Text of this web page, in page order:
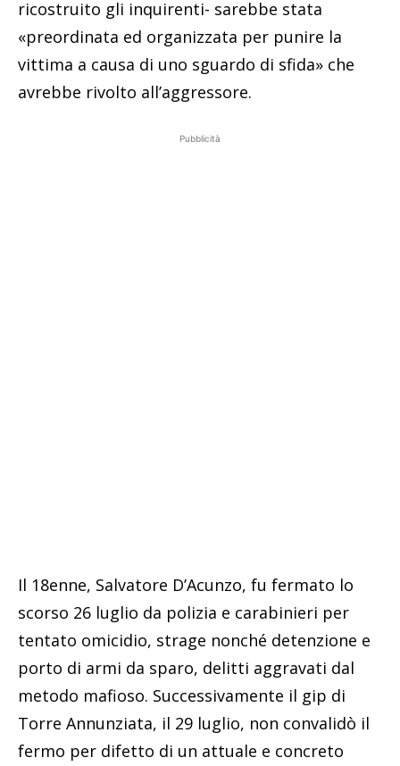
ricostruito gli inquirenti- sarebbe stata
«preordinata ed organizzata per punire la
vittima a causa di uno sguardo di sfida» che
avrebbe rivolto all’aggressore.
Pubblicità
Il 18enne, Salvatore D’Acunzo, fu fermato lo
scorso 26 luglio da polizia e carabinieri per
tentato omicidio, strage nonché detenzione e
porto di armi da sparo, delitti aggravati dal
metodo mafioso. Successivamente il gip di
Torre Annunziata, il 29 luglio, non convalidò il
fermo per difetto di un attuale e concreto